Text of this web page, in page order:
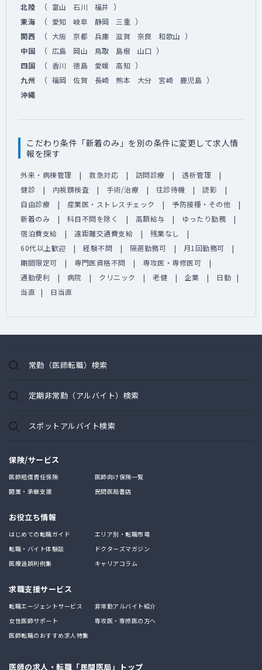
北陸 （ 富山 石川 福井 ）
東海 （ 愛知 岐阜 静岡 三重 ）
関西 （ 大阪 京都 兵庫 滋賀 奈良 和歌山 ）
中国 （ 広島 岡山 鳥取 島根 山口 ）
四国 （ 香川 徳島 愛媛 高知 ）
九州 （ 福岡 佐賀 長崎 熊本 大分 宮崎 鹿児島 ）
沖縄
こだわり条件「新着のみ」を別の条件に変更して求人情
報を探す
外来・病棟管理 救急対応 訪問診療
透析管理
健診
内視鏡検査 手術/治療 往診待機
読影
自由診療
産業医・ストレスチェック
予防接種・その他
新着のみ
科目不問を除く 高額給与
ゆったり勤務
宿泊費支給
遠距離交通費支給
残業なし
60代以上歓迎
経験不問 隔週勤務可
月1回勤務可
期間限定可
専門医資格不問
専攻医・専修医可
通勤便利
病院 クリニック 老健 企業
日勤
当直
日当直
常勤（医師転職）検索
定期非常勤（アルバイト）検索
スポットアルバイト検索
保険/サービス
医師賠償責任保険
医師向け保険一覧
開業・承継支援
民間医局書店
お役立ち情報
はじめての転職ガイド
エリア別・転職市場
転職・バイト体験談
ドクターズマガジン
医療過誤判例集
キャリアコラム
求職支援サービス
転職エージェントサービス
非常勤アルバイト紹介
女性医師サポート
専攻医・専修医の方へ
医師転職のおすすめ求人特集
医師の求人・転職「民間医局」トップ